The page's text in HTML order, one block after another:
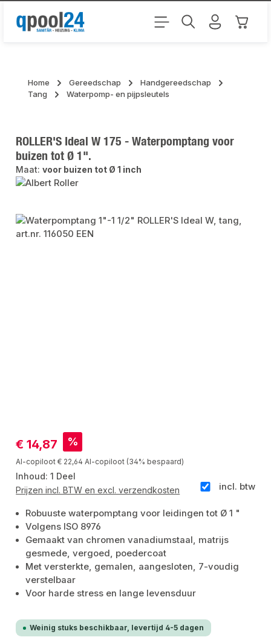
Ga naar de hoofdinhoud
Home Gereedschap
Handgereedschap
Tang
Waterpomp- en pijpsleutels
ROLLER'S Ideal W 175 - Waterpomptang voor
buizen tot Ø 1".
Maat:voor buizen tot Ø 1 inch
Afbeeldingengalerij overslaan
Verkoopprijs:
€ 14,87 %
AI-copilootNormale prijs:
€ 22,64 AI-copiloot (34% bespaard)
Inhoud:1 Deel
incl. btw
Prijzen incl. BTW en excl. verzendkosten
Robuuste waterpomptang voor leidingen tot Ø 1 "
Volgens ISO 8976
Gemaakt van chromen vanadiumstaal, matrijs
gesmede, vergoed, poedercoat
Met versterkte, gemalen, aangesloten, 7-voudig
verstelbaar
Voor harde stress en lange levensduur
Weinig stuks beschikbaar, levertijd 4-5 dagen